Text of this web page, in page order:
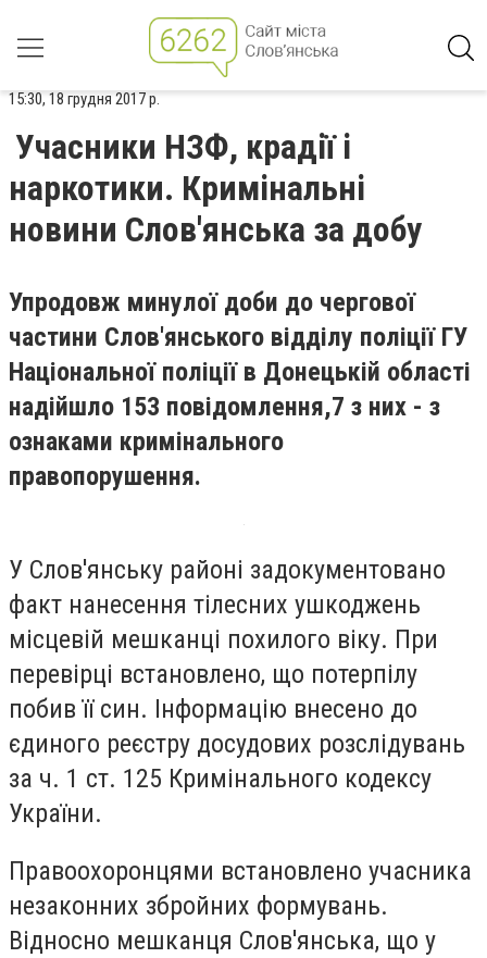
15:30, 18 грудня 2017 р.
Учасники НЗФ, крадії і
наркотики. Кримінальні
новини Слов'янська за добу
Упродовж минулої доби до чергової
частини Слов'янського відділу поліції ГУ
Національної поліції в Донецькій області
надійшло 153 повідомлення,7 з них - з
ознаками кримінального
правопорушення.
У Слов'янську районі задокументовано
факт нанесення тілесних ушкоджень
місцевій мешканці похилого віку. При
перевірці встановлено, що потерпілу
побив її син. Інформацію внесено до
єдиного реєстру досудових розслідувань
за ч. 1 ст. 125 Кримінального кодексу
України.
Правоохоронцями встановлено учасника
незаконних збройних формувань.
Відносно мешканця Слов'янська, що у